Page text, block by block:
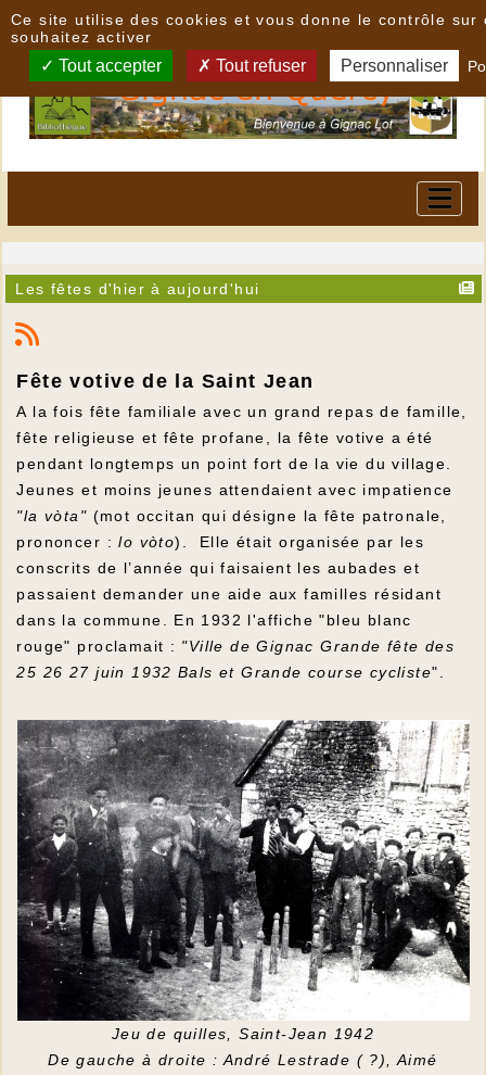
Les fêtes d'hier à aujourd'hui
Fête votive de la Saint Jean
A la fois fête familiale avec un grand repas de famille,
fête religieuse et fête profane, la fête votive a été
pendant longtemps un point fort de la vie du village.
Jeunes et moins jeunes attendaient avec impatience
"la vòta" (mot occitan qui désigne la fête patronale,
prononcer : lo vòto). Elle était organisée par les
conscrits de l’année qui faisaient les aubades et
passaient demander une aide aux familles résidant
dans la commune. En 1932 l'affiche "bleu blanc
rouge" proclamait : "Ville de Gignac Grande fête des
25 26 27 juin 1932 Bals et Grande course cycliste".
Jeu de quilles, Saint-Jean 1942
De gauche à droite : André Lestrade ( ?), Aimé
Ce site utilise des cookies et vous donne le contrôle sur
souhaitez activer
Tout accepter Tout refuser Personnaliser